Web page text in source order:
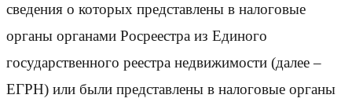
сведения о которых представлены в налоговые
органы органами Росреестра из Единого
государственного реестра недвижимости (далее –
ЕГРН) или были представлены в налоговые органы